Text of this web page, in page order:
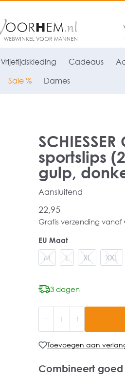
Vrijetijdskleding Cadeaus
Sale % Dames
sportslips
gulp,
Aansluitend
22,95
Gratis verzending vanaf
EU Maat
M
L XL XXL
3 dagen
Toevoegen aan
Combineert